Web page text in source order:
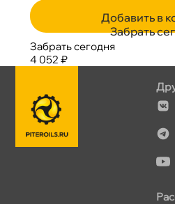
Добавить в
Забрать
Забрать сегодня
4 052 ₽